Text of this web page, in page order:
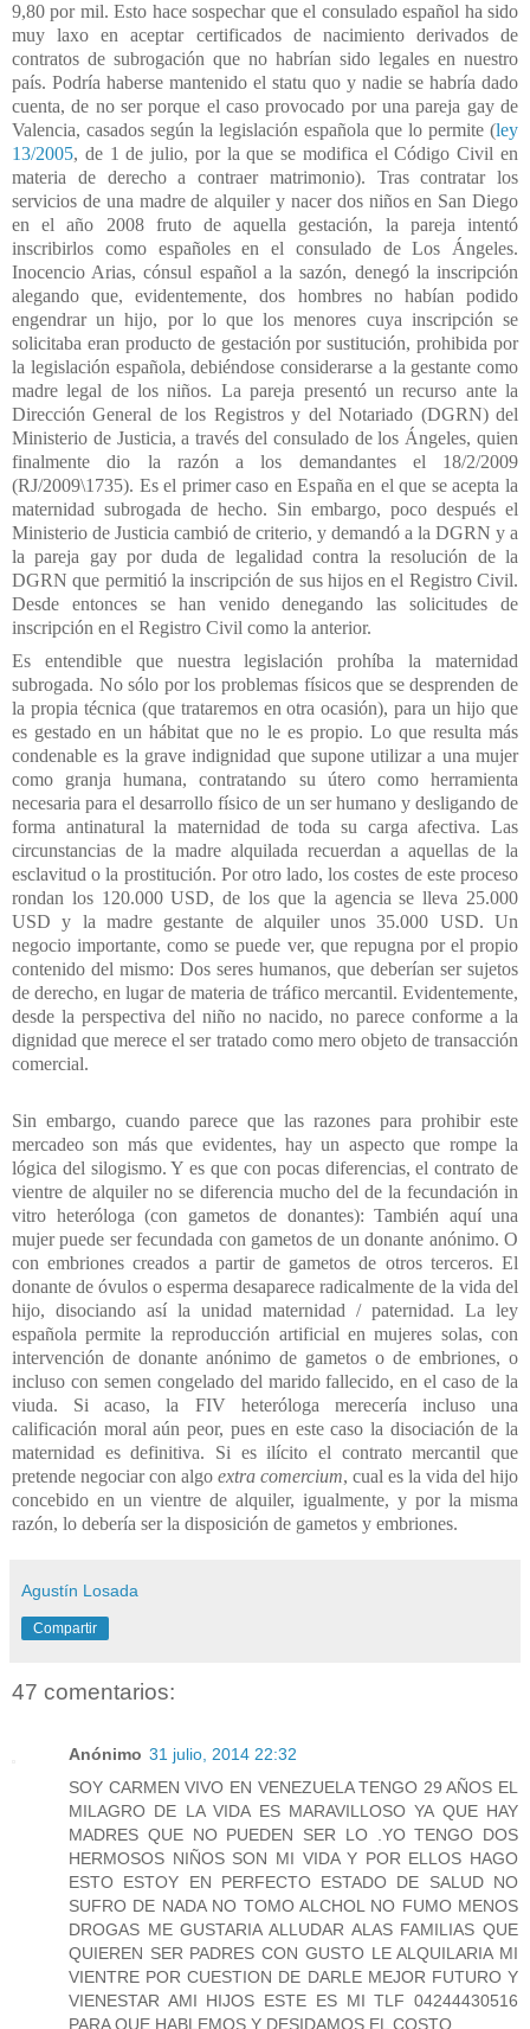
9,80 por mil. Esto hace sospechar que el consulado español ha sido
muy laxo en aceptar certificados de nacimiento derivados de
contratos de subrogación que no habrían sido legales en nuestro
país. Podría haberse mantenido el statu quo y nadie se habría dado
cuenta, de no ser porque el caso provocado por una pareja gay de
Valencia, casados según la legislación española que lo permite (ley
13/2005, de 1 de julio, por la que se modifica el Código Civil en
materia de derecho a contraer matrimonio). Tras contratar los
servicios de una madre de alquiler y nacer dos niños en San Diego
en el año 2008 fruto de aquella gestación, la pareja intentó
inscribirlos como españoles en el consulado de Los Ángeles.
Inocencio Arias, cónsul español a la sazón, denegó la inscripción
alegando que, evidentemente, dos hombres no habían podido
engendrar un hijo, por lo que los menores cuya inscripción se
solicitaba eran producto de gestación por sustitución, prohibida por
la legislación española, debiéndose considerarse a la gestante como
madre legal de los niños. La pareja presentó un recurso ante la
Dirección General de los Registros y del Notariado (DGRN) del
Ministerio de Justicia, a través del consulado de los Ángeles, quien
finalmente dio la razón a los demandantes el 18/2/2009
(RJ/2009\1735). Es el primer caso en España en el que se acepta la
maternidad subrogada de hecho. Sin embargo, poco después el
Ministerio de Justicia cambió de criterio, y demandó a la DGRN y a
la pareja gay por duda de legalidad contra la resolución de la
DGRN que permitió la inscripción de sus hijos en el Registro Civil.
Desde entonces se han venido denegando las solicitudes de
inscripción en el Registro Civil como la anterior.
Es entendible que nuestra legislación prohíba la maternidad
subrogada. No sólo por los problemas físicos que se desprenden de
la propia técnica (que trataremos en otra ocasión), para un hijo que
es gestado en un hábitat que no le es propio. Lo que resulta más
condenable es la grave indignidad que supone utilizar a una mujer
como granja humana, contratando su útero como herramienta
necesaria para el desarrollo físico de un ser humano y desligando de
forma antinatural la maternidad de toda su carga afectiva. Las
circunstancias de la madre alquilada recuerdan a aquellas de la
esclavitud o la prostitución. Por otro lado, los costes de este proceso
rondan los 120.000 USD, de los que la agencia se lleva 25.000
USD y la madre gestante de alquiler unos 35.000 USD. Un
negocio importante, como se puede ver, que repugna por el propio
contenido del mismo: Dos seres humanos, que deberían ser sujetos
de derecho, en lugar de materia de tráfico mercantil. Evidentemente,
desde la perspectiva del niño no nacido, no parece conforme a la
dignidad que merece el ser tratado como mero objeto de transacción
comercial.
Sin embargo, cuando parece que las razones para prohibir este
mercadeo son más que evidentes, hay un aspecto que rompe la
lógica del silogismo. Y es que con pocas diferencias, el contrato de
vientre de alquiler no se diferencia mucho del de la fecundación in
vitro heteróloga (con gametos de donantes): También aquí una
mujer puede ser fecundada con gametos de un donante anónimo. O
con embriones creados a partir de gametos de otros terceros. El
donante de óvulos o esperma desaparece radicalmente de la vida del
hijo, disociando así la unidad maternidad / paternidad. La ley
española permite la reproducción artificial en mujeres solas, con
intervención de donante anónimo de gametos o de embriones, o
incluso con semen congelado del marido fallecido, en el caso de la
viuda. Si acaso, la FIV heteróloga merecería incluso una
calificación moral aún peor, pues en este caso la disociación de la
maternidad es definitiva. Si es ilícito el contrato mercantil que
pretende negociar con algo extra comercium, cual es la vida del hijo
concebido en un vientre de alquiler, igualmente, y por la misma
razón, lo debería ser la disposición de gametos y embriones.
Agustín Losada
Compartir
47 comentarios:
Anónimo 31 julio, 2014 22:32
SOY CARMEN VIVO EN VENEZUELA TENGO 29 AÑOS EL
MILAGRO DE LA VIDA ES MARAVILLOSO YA QUE HAY
MADRES QUE NO PUEDEN SER LO .YO TENGO DOS
HERMOSOS NIÑOS SON MI VIDA Y POR ELLOS HAGO
ESTO ESTOY EN PERFECTO ESTADO DE SALUD NO
SUFRO DE NADA NO TOMO ALCHOL NO FUMO MENOS
DROGAS ME GUSTARIA ALLUDAR ALAS FAMILIAS QUE
QUIEREN SER PADRES CON GUSTO LE ALQUILARIA MI
VIENTRE POR CUESTION DE DARLE MEJOR FUTURO Y
VIENESTAR AMI HIJOS ESTE ES MI TLF 04244430516
PARA QUE HABLEMOS Y DESIDAMOS EL COSTO